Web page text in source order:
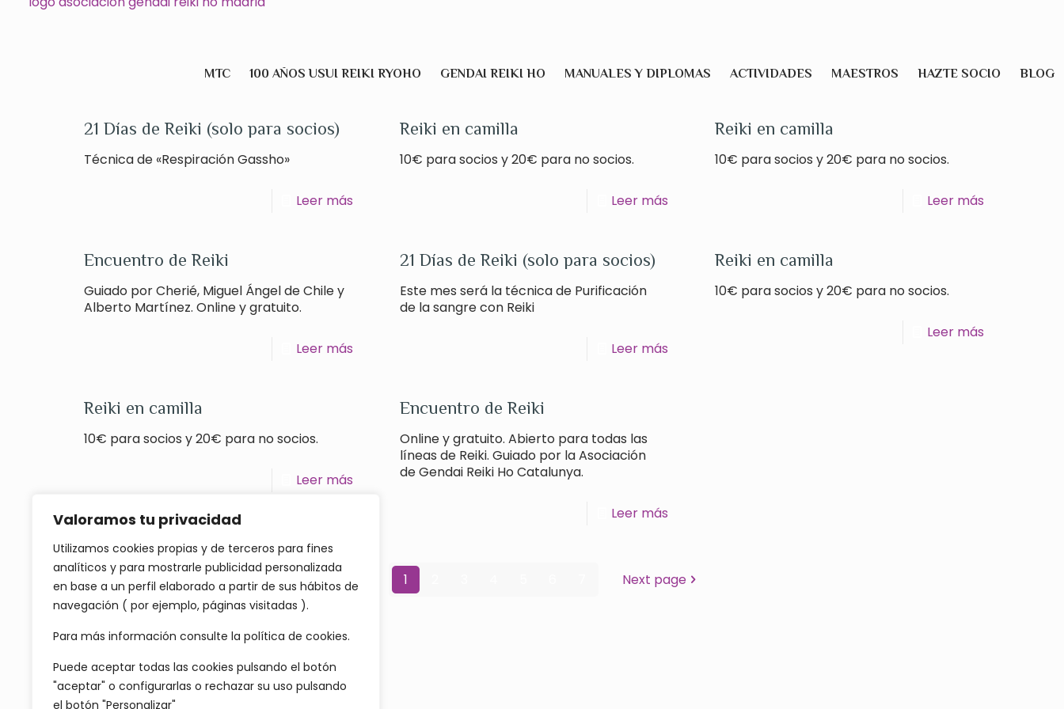
Valoramos tu privacidad
Utilizamos cookies propias y de terceros para fines
analíticos y para mostrarle publicidad personalizada
en base a un perfil elaborado a partir de sus hábitos de
navegación ( por ejemplo, páginas visitadas ).
Para más información consulte la política de cookies.
Puede aceptar todas las cookies pulsando el botón
"aceptar" o configurarlas o rechazar su uso pulsando
el botón "Personalizar"
MTC 100 AÑOS USUI REIKI RYOHO GENDAI REIKI HO MANUALES Y DIPLOMAS ACTIVIDADES MAESTROS HAZTE SOCIO BLOG
21 Días de Reiki (solo para socios)
Técnica de «Respiración Gassho»
Leer más
Reiki en camilla
10€ para socios y 20€ para no socios.
Leer más
Reiki en camilla
10€ para socios y 20€ para no socios.
Leer más
Encuentro de Reiki
Guiado por Cherié, Miguel Ángel de Chile y
Alberto Martínez. Online y gratuito.
Leer más
21 Días de Reiki (solo para socios)
Este mes será la técnica de Purificación
de la sangre con Reiki
Leer más
Reiki en camilla
10€ para socios y 20€ para no socios.
Leer más
Reiki en camilla
10€ para socios y 20€ para no socios.
Leer más
Encuentro de Reiki
Online y gratuito. Abierto para todas las
líneas de Reiki. Guiado por la Asociación
de Gendai Reiki Ho Catalunya.
Leer más
1 Next page